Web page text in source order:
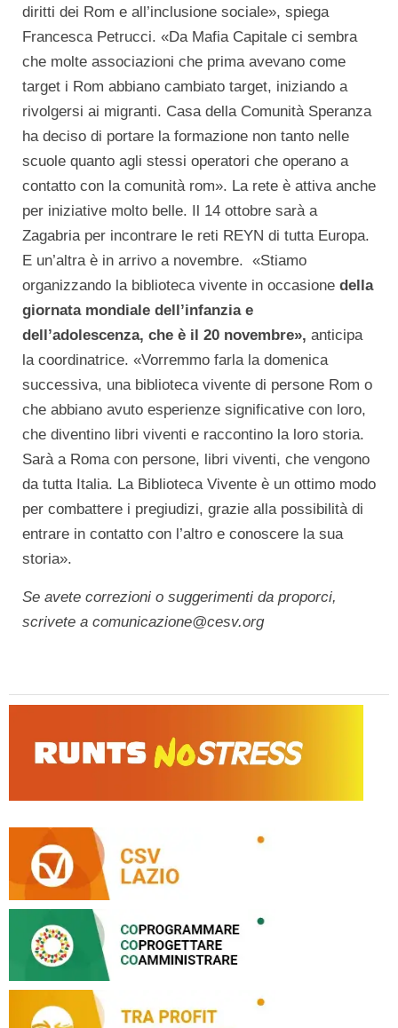
diritti dei Rom e all’inclusione sociale», spiega
Francesca Petrucci. «Da Mafia Capitale ci sembra
che molte associazioni che prima avevano come
target i Rom abbiano cambiato target, iniziando a
rivolgersi ai migranti. Casa della Comunità Speranza
ha deciso di portare la formazione non tanto nelle
scuole quanto agli stessi operatori che operano a
contatto con la comunità rom». La rete è attiva anche
per iniziative molto belle. Il 14 ottobre sarà a
Zagabria per incontrare le reti REYN di tutta Europa.
E un’altra è in arrivo a novembre. «Stiamo
organizzando la biblioteca vivente in occasione della
giornata mondiale dell’infanzia e
dell’adolescenza, che è il 20 novembre», anticipa
la coordinatrice. «Vorremmo farla la domenica
successiva, una biblioteca vivente di persone Rom o
che abbiano avuto esperienze significative con loro,
che diventino libri viventi e raccontino la loro storia.
Sarà a Roma con persone, libri viventi, che vengono
da tutta Italia. La Biblioteca Vivente è un ottimo modo
per combattere i pregiudizi, grazie alla possibilità di
entrare in contatto con l’altro e conoscere la sua
storia».
Se avete correzioni o suggerimenti da proporci,
scrivete a comunicazione@cesv.org